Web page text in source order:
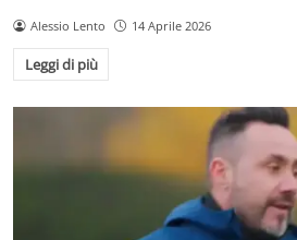
Alessio Lento 14 Aprile 2026
Leggi di più